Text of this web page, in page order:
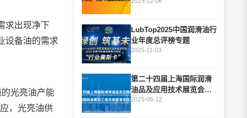
求出现净下
设备油的需求
光亮油产能
，光亮油供
LubTop2025中国润滑油行
业年度总评榜专题
2025-11-03
第二十四届上海国际润滑
油品及应用技术展览会专
题
2025-06-12